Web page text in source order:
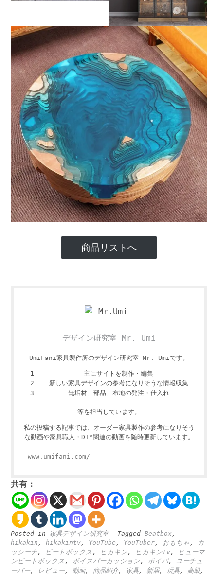
商品リストへ
デザイン研究室 Mr. Umi
UmiFani家具製作所のデザイン研究室 Mr. Umiです。
主にサイトを制作・編集
新しい家具デザインの参考になりそうな情報収集
無垢材、部品、布地の発注・仕入れ
等を担当しています。
私の投稿する記事では、オーダー家具製作の参考になりそう
な動画や家具職人・DIY関連の動画を随時更新しています。
www.umifani.com/
共有：
Posted in 家具デザイン研究室 Tagged Beatbox,
hikakin , hikakintv, YouTube , YouTuber, おもちゃ ,
カ
ッシーナ, ビートボックス , ヒカキン, ヒカキンtv,
ヒューマ
ンビートボックス , ボイスパーカッション, ボイパ, ユーチュ
ーバー, レビュー, 動画, 商品紹介, 家具, 新居, 玩具, 高級,